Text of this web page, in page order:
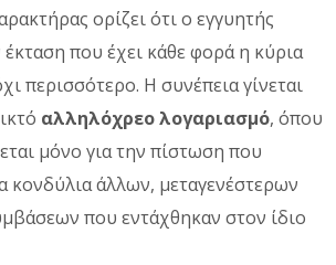
ορίζει ότι ο εγγυητής
έκταση που έχει κάθε φορά η κύρια
περισσότερο. Η συνέπεια γίνεται
αλληλόχρεο λογαριασμό, όπου
μόνο για την πίστωση που
κονδύλια άλλων, μεταγενέστερων
που εντάχθηκαν στον ίδιο